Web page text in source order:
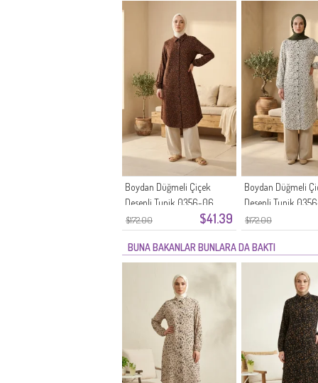
$172.00 $41.39
Boydan Düğmeli Çiçek
Desenli Tunik 0356-06
Kahverengi
$172.00
Boydan Düğmeli
Desenli Tunik
BUNA BAKANLAR BUNLARA DA BAKTI